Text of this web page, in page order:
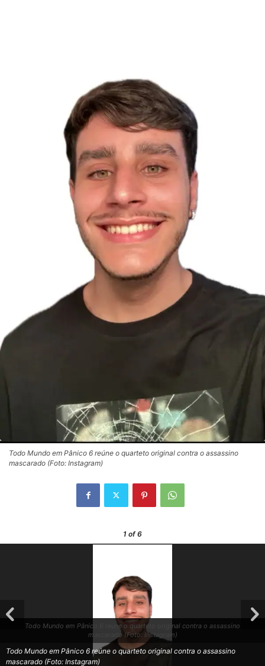
Todo Mundo em Pânico 6 reúne o quarteto original contra o assassino
mascarado (Foto: Instagram)
1 of 6
Todo Mundo em Pânico 6 reúne o quarteto original contra o assassino
mascarado (Foto: Instagram)
Todo Mundo em Pânico 6 reúne o quarteto original contra o assassino
mascarado (Foto: Instagram)